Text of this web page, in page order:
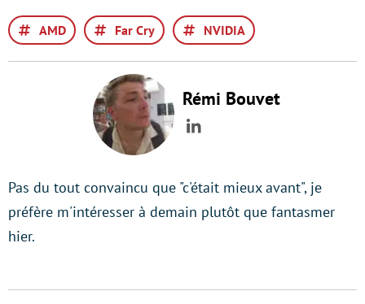
AMD Far Cry NVIDIA
Rémi Bouvet
LinkedIn
Pas du tout convaincu que "c'était mieux avant", je
préfère m'intéresser à demain plutôt que fantasmer
hier.